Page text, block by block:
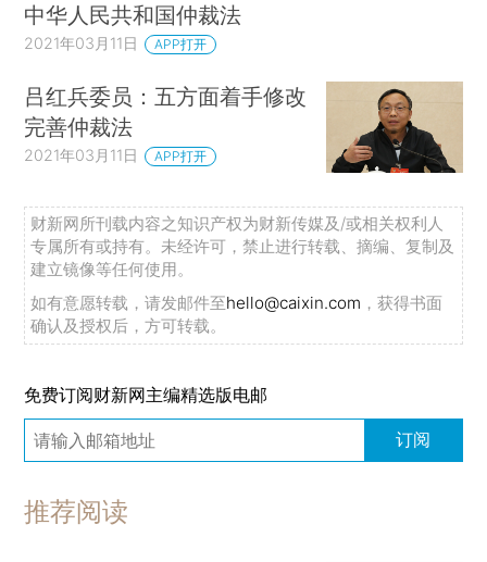
中华人民共和国仲裁法
2021年03月11日 APP打开
吕红兵委员：五方面着手修改
完善仲裁法
2021年03月11日 APP打开
财新网所刊载内容之知识产权为财新传媒及/或相关权利人
专属所有或持有。未经许可，禁止进行转载、摘编、复制及
建立镜像等任何使用。
如有意愿转载，请发邮件至hello@caixin.com ，获得书面
确认及授权后，方可转载。
免费订阅财新网主编精选版电邮
订阅
推荐阅读